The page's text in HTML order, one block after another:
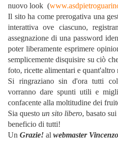
nuovo look (
Il sito ha come prerogativa una
interattiva ove ciascuno,
assegnazione di una password
poter liberamente esprimere
semplicemente disquisire su ciò
foto, ricette alimentari e
Si ringraziano sin d'ora tutti
vorranno dare spunti utili e
confacente alla moltitudine dei
Sia questo un sito libero, basato
beneficio di tutti!
Un Grazie! al webmaster